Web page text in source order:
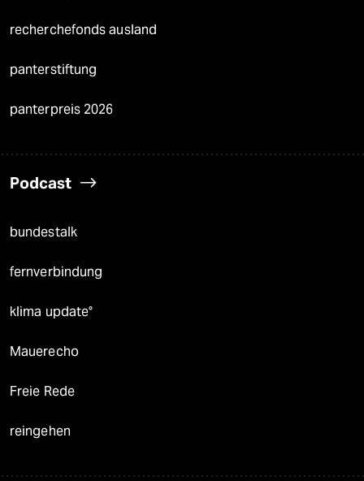
recherchefonds ausland
panterstiftung
panterpreis 2026
Podcast
bundestalk
fernverbindung
klima update°
Mauerecho
Freie Rede
reingehen